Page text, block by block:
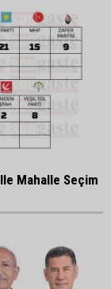
Mahalle Seçim